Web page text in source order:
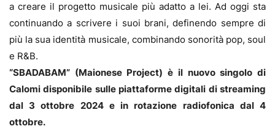
a creare il progetto musicale più adatto a lei. Ad oggi sta
continuando a scrivere i suoi brani, definendo sempre di
più la sua identità musicale, combinando sonorità pop, soul
e R&B.
“SBADABAM” (Maionese Project) è il nuovo singolo di
Calomi disponibile sulle piattaforme digitali di streaming
dal 3 ottobre 2024 e in rotazione radiofonica dal 4
ottobre.